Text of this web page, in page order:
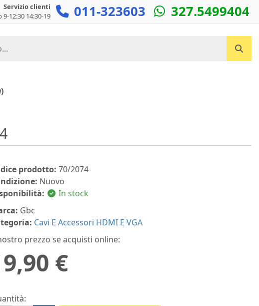
Servizio clienti
9-12:30 14:30-19
011-323603 327.5499404
Cerca un prodotto...
)
prodotto: 70/2074
Nuovo
In stock
Gbc
Cavi E Accessori HDMI E VGA
prezzo se acquisti online:
€